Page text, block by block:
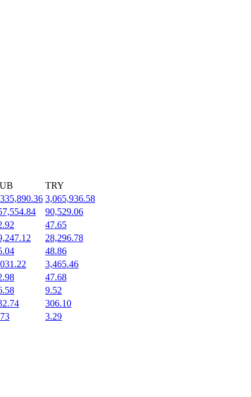
TRY
3,065,936.58
90,529.06
47.65
28,296.78
48.86
3,465.46
47.68
9.52
306.10
3.29